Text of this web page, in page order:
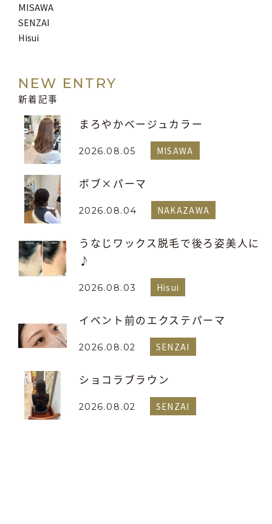
MISAWA
SENZAI
Hisui
NEW ENTRY
新着記事
まろやかベージュカラー
2026.08.05 MISAWA
ボブ×パーマ
2026.08.04 NAKAZAWA
うなじワックス脱毛で後ろ姿美人に
♪
2026.08.03 Hisui
イベント前のエクステパーマ
2026.08.02 SENZAI
ショコラブラウン
2026.08.02 SENZAI